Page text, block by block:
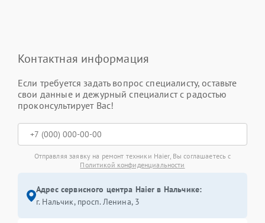
Контактная информация
Если требуется задать вопрос специалисту, оставьте
свои данные и дежурный специалист с радостью
проконсультирует Вас!
Отправляя заявку на ремонт техники Haier, Вы соглашаетесь с
Политикой конфиденциальности
Адрес сервисного центра Haier в Нальчике:
г. Нальчик, просп. Ленина, 3